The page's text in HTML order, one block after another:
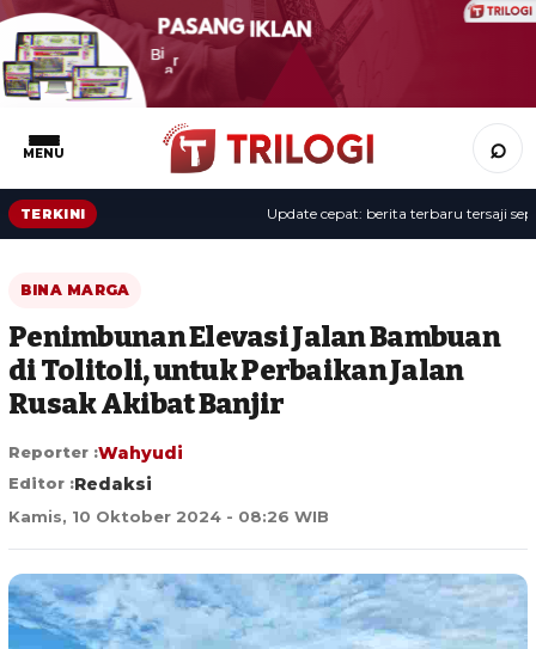
MENU ⌕
TERKINI Update cepat: berita terbaru tersaji
BINA MARGA
Penimbunan Elevasi Jalan Bambuan
di Tolitoli, untuk Perbaikan Jalan
Rusak Akibat Banjir
Reporter :Wahyudi
Editor :Redaksi
Kamis, 10 Oktober 2024 - 08:26 WIB